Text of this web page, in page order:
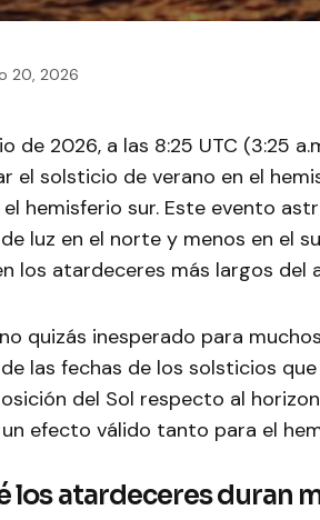
20, 2026
de 2026, a las 8:25 UTC (3:25
el solsticio de verano en el
el hemisferio sur. Este evento
luz en el norte y menos en el
los atardeceres más largos del
quizás inesperado para
las fechas de los solsticios
del Sol respecto al
un efecto válido tanto para el
los atardeceres duran